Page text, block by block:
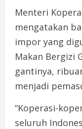
Menteri
mengatakan
impor yang
Makan Bergizi
gantinya,
menjadi
“Koperasi-
seluruh